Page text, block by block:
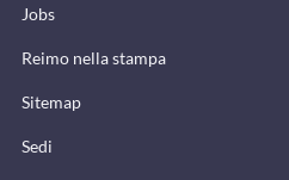
Jobs
Reimo nella stampa
Sitemap
Sedi